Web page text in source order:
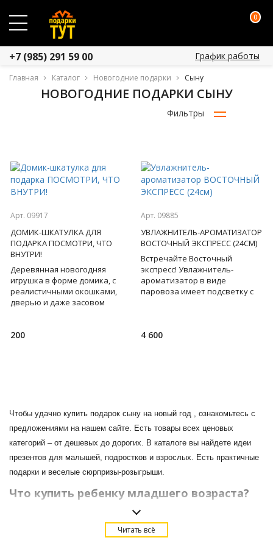
0
+7 (985) 291 59 00 График работы
Главная Каталог Новогодние подарки Сыну
НОВОГОДНИЕ ПОДАРКИ СЫНУ
Фильтры
Арт. 09917
ДОМИК-ШКАТУЛКА ДЛЯ
ПОДАРКА ПОСМОТРИ, ЧТО
ВНУТРИ!
Деревянная новогодняя
игрушка в форме домика, с
реалистичными окошками,
дверью и даже засовом
милый подарок
200
Арт. 09885
УВЛАЖНИТЕЛЬ-АРОМАТИЗАТОР
ВОСТОЧНЫЙ ЭКСПРЕСС (24СМ)
Встречайте Восточный
экспресс! Увлажнитель-
ароматизатор в виде
паровоза имеет подсветку с
4 600
Чтобы удачно купить подарок сыну на новый год , ознакомьтесь с
предложениями на нашем сайте. Есть товары всех ценовых
категорий – от дешевых до дорогих. В каталоге вы найдете идеи
презентов для малышей, подростков и взрослых. Есть практичные
подарки и веселые сюрпризы-розыгрыши.
Что купить ребенку младшего возраста?
В этом случае подарок сыну на новый год выбирают следующего
Читать всё